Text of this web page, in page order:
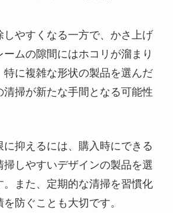
しやすくなる一方で、かさ上げ
ムの隙間にはホコリが溜まり
特に複雑な形状の製品を選んだ
清掃が新たな手間となる可能性
に抑えるには、購入時にできる
掃しやすいデザインの製品を選
。また、定期的な清掃を習慣化
防ぐことも大切です。